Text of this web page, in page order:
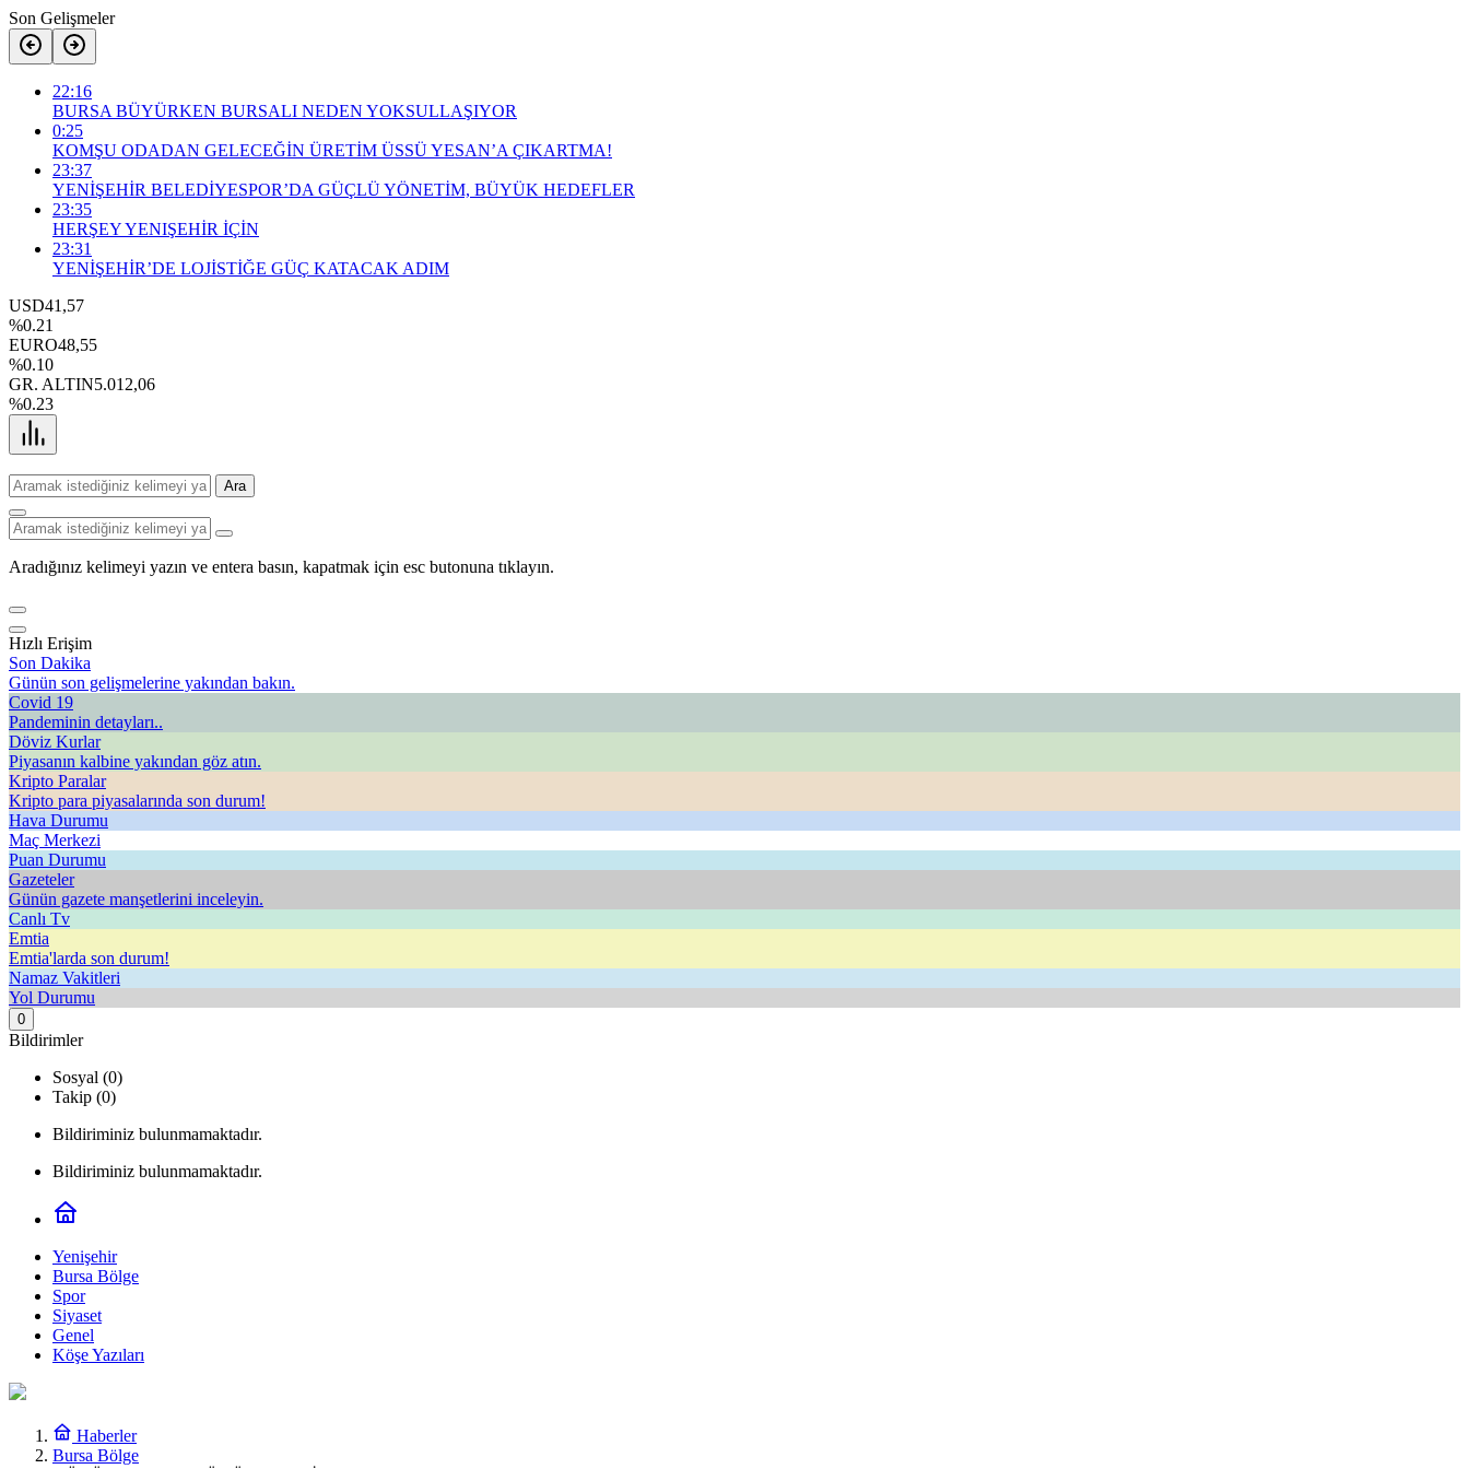
Son Gelişmeler
22:16
BURSA BÜYÜRKEN BURSALI NEDEN YOKSULLAŞIYOR
0:25
KOMŞU ODADAN GELECEĞİN ÜRETİM ÜSSÜ YESAN’A ÇIKARTMA!
23:37
YENİŞEHİR BELEDİYESPOR’DA GÜÇLÜ YÖNETİM, BÜYÜK HEDEFLER
23:35
HERŞEY YENIŞEHİR İÇİN
23:31
YENİŞEHİR’DE LOJİSTİĞE GÜÇ KATACAK ADIM
USD41,57
%0.21
EURO48,55
%0.10
GR. ALTIN5.012,06
%0.23
Ara
Aradığınız kelimeyi yazın ve entera basın, kapatmak için esc butonuna tıklayın.
Hızlı Erişim
Son Dakika
Günün son gelişmelerine yakından bakın.
Covid 19
Pandeminin detayları..
Döviz Kurlar
Piyasanın kalbine yakından göz atın.
Kripto Paralar
Kripto para piyasalarında son durum!
Hava Durumu
Maç Merkezi
Puan Durumu
Gazeteler
Günün gazete manşetlerini inceleyin.
Canlı Tv
Emtia
Emtia'larda son durum!
Namaz Vakitleri
Yol Durumu
0
Bildirimler
Sosyal (0)
Takip (0)
Bildiriminiz bulunmamaktadır.
Bildiriminiz bulunmamaktadır.
Yenişehir
Bursa Bölge
Spor
Siyaset
Genel
Köşe Yazıları
Haberler
Bursa Bölge